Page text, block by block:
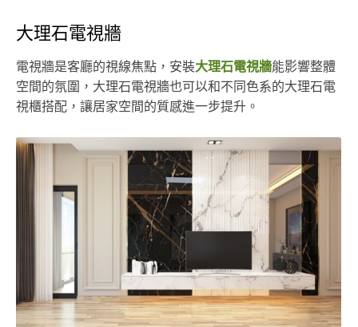
大理石電視牆
電視牆是客廳的視線焦點，安裝大理石電視牆能影響整體
空間的氛圍，大理石電視牆也可以和不同色系的大理石電
視櫃搭配，讓居家空間的質感進一步提升。